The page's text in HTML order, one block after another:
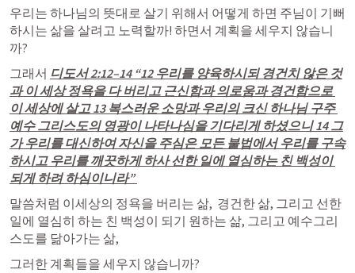
우리는 하나님의 뜻대로 살기 위해서 어떻게 하면 주님이 기뻐
하시는 삶을 살려고 노력할까! 하면서 계획을 세우지 않습니
까?
그래서 디도서 2:12–14 “12 우리를 양육하시되 경건치 않은 것
과 이 세상 정욕을 다 버리고 근신함과 의로움과 경건함으로
이 세상에 살고 13 복스러운 소망과 우리의 크신 하나님 구주
예수 그리스도의 영광이 나타나심을 기다리게 하셨으니 14 그
가 우리를 대신하여 자신을 주심은 모든 불법에서 우리를 구속
하시고 우리를 깨끗하게 하사 선한 일에 열심하는 친 백성이
되게 하려 하심이니라”
말씀처럼 이세상의 정욕을 버리는 삶,  경건한 삶, 그리고 선한
일에 열심히 하는 친 백성이 되기 원하는 삶, 그리고 예수그리
스도를 닮아가는 삶,
그러한 계획들을 세우지 않습니까?